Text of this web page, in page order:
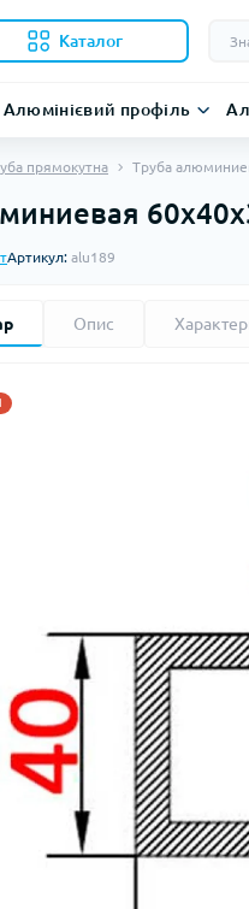
Каталог
Алюмінієвий профіль
прямокутна Труба
Артикул: alu189
Опис